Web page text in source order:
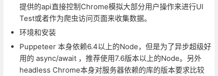
提供的api直接控制Chrome模拟大部分用户操作来进行UI
Test或者作为爬虫访问页面来收集数据。
环境和安装
Puppeteer 本身依赖6.4以上的Node，但是为了异步超级好
用的 async/await ，推荐使用7.6版本以上的Node。另外
headless Chrome本身对服务器依赖的库的版本要求比较